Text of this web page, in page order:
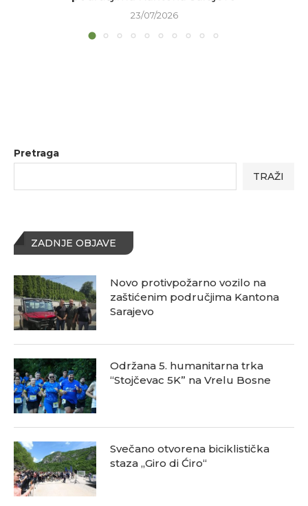
23/07/2026
Pretraga
TRAŽI
ZADNJE OBJAVE
Novo protivpožarno vozilo na
zaštićenim područjima Kantona
Sarajevo
Održana 5. humanitarna trka
“Stojčevac 5K” na Vrelu Bosne
Svečano otvorena biciklistička
staza „Giro di Ćiro“